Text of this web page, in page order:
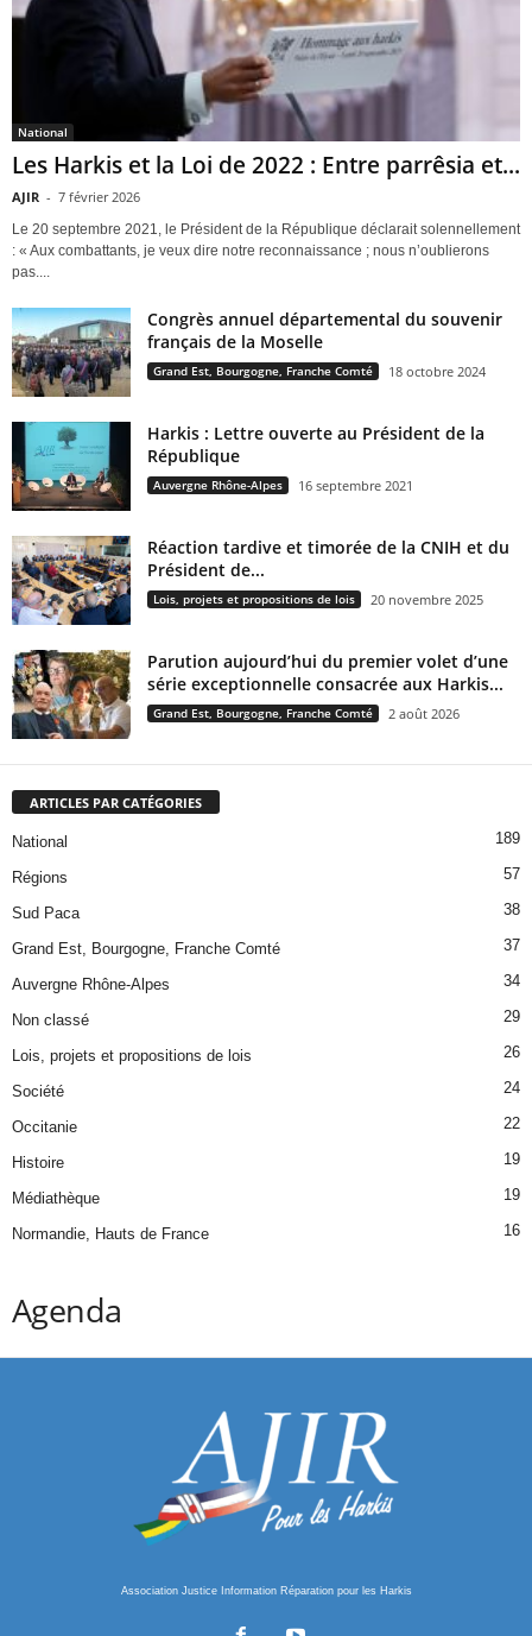
National
Les Harkis et la Loi de 2022 : Entre parrêsia et...
AJIR - 7 février 2026
Le 20 septembre 2021, le Président de la République déclarait solennellement
: « Aux combattants, je veux dire notre reconnaissance ; nous n’oublierons
pas....
Congrès annuel départemental du souvenir
français de la Moselle
Grand Est, Bourgogne, Franche Comté 18 octobre 2024
Harkis : Lettre ouverte au Président de la
République
Auvergne Rhône-Alpes 16 septembre 2021
Réaction tardive et timorée de la CNIH et du
Président de...
Lois, projets et propositions de lois 20 novembre 2025
Parution aujourd’hui du premier volet d’une
série exceptionnelle consacrée aux Harkis...
Grand Est, Bourgogne, Franche Comté 2 août 2026
ARTICLES PAR CATÉGORIES
National 189
Régions 57
Sud Paca 38
Grand Est, Bourgogne, Franche Comté 37
Auvergne Rhône-Alpes 34
Non classé 29
Lois, projets et propositions de lois 26
Société 24
Occitanie 22
Histoire 19
Médiathèque 19
Normandie, Hauts de France 16
Agenda
Association Justice Information Réparation pour les Harkis